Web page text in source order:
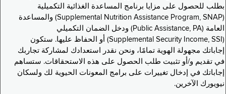
بطلب للحصول على مزايا برنامج المساعدة الغذائية التكميلية
(Supplemental Nutrition Assistance Program, SNAP) والمساعدة
العامة (Public Assistance, PA) ودخل الضمان التكميلي
(Supplemental Security Income, SSI) أو الحفاظ عليها. ستكون
إجاباتك مجهولة الهوية تمامًا، ونحن نقدر استعدادك لمشاركة تجاربك
في تقديم و/أو تثبيت طلب الحصول على هذه الاستحقاقات. ستساهم
إجاباتك في إدخال تغييرات على برامج المعونات الحيوية لك ولسكان
نيويورك الآخرين.